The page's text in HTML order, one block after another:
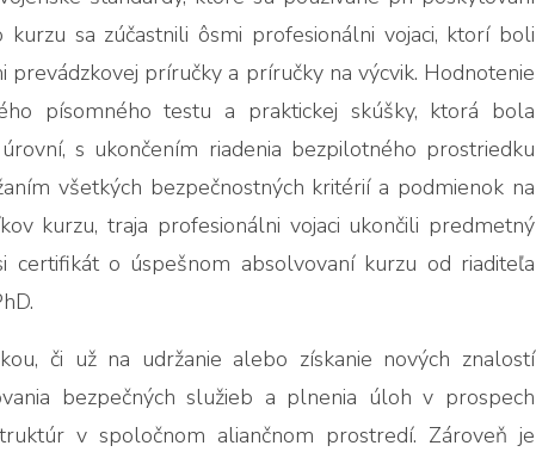
sa zúčastnili ôsmi profesionálni vojaci, ktorí boli
príručky a príručky na výcvik. Hodnotenie
písomného testu a praktickej skúšky, ktorá bola
s ukončením riadenia bezpilotného prostriedku
všetkých bezpečnostných kritérií a podmienok na
kurzu, traja profesionálni vojaci ukončili predmetný
certifikát o úspešnom absolvovaní kurzu od riaditeľa
či už na udržanie alebo získanie nových znalostí
bezpečných služieb a plnenia úloh v prospech
v spoločnom aliančnom prostredí. Zároveň je